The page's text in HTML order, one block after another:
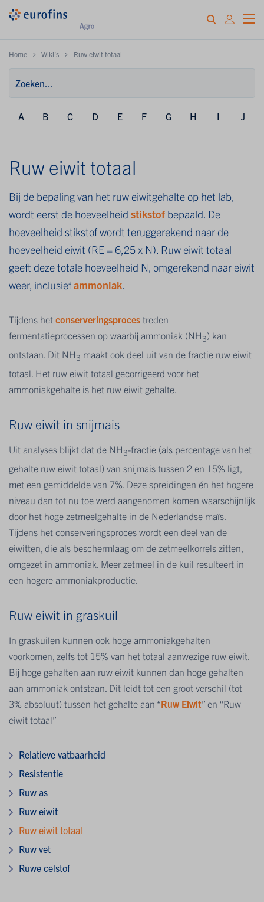
Home Wiki's Ruw eiwit totaal
A B C D E F G H I J
Ruw eiwit totaal
Bij de bepaling van het ruw eiwitgehalte op het lab,
wordt eerst de hoeveelheid stikstof bepaald. De
hoeveelheid stikstof wordt teruggerekend naar de
hoeveelheid eiwit (RE = 6,25 x N). Ruw eiwit totaal
geeft deze totale hoeveelheid N, omgerekend naar eiwit
weer, inclusiefammoniak.
Tijdens het conserveringsproces treden
fermentatieprocessen op waarbij ammoniak (NH3) kan
ontstaan. Dit NH3 maakt ook deel uit van de fractie ruw eiwit
totaal. Het ruw eiwit totaal gecorrigeerd voor het
ammoniakgehalte is het ruw eiwit gehalte.
Ruw eiwit in snijmais
Uit analyses blijkt dat de NH3-fractie (als percentage van het
gehalte ruw eiwit totaal) van snijmais tussen 2 en 15% ligt,
met een gemiddelde van 7%. Deze spreidingen én het hogere
niveau dan tot nu toe werd aangenomen komen waarschijnlijk
door het hoge zetmeelgehalte in de Nederlandse maïs.
Tijdens het conserveringsproces wordt een deel van de
eiwitten, die als beschermlaag om de zetmeelkorrels zitten,
omgezet in ammoniak. Meer zetmeel in de kuil resulteert in
een hogere ammoniakproductie.
Ruw eiwit in graskuil
In graskuilen kunnen ook hoge ammoniakgehalten
voorkomen, zelfs tot 15% van het totaal aanwezige ruw eiwit.
Bij hoge gehalten aan ruw eiwit kunnen dan hoge gehalten
aan ammoniak ontstaan. Dit leidt tot een groot verschil (tot
3% absoluut) tussen het gehalte aan “Ruw Eiwit” en “Ruw
eiwit totaal”
Relatieve vatbaarheid
Resistentie
Ruw as
Ruw eiwit
Ruw eiwit totaal
Ruw vet
Ruwe celstof